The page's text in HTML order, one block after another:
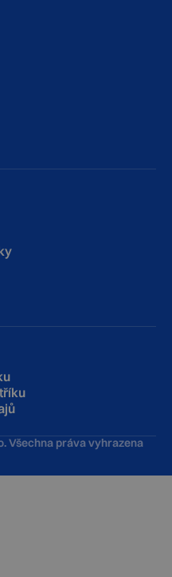
Všechna práva vyhrazena